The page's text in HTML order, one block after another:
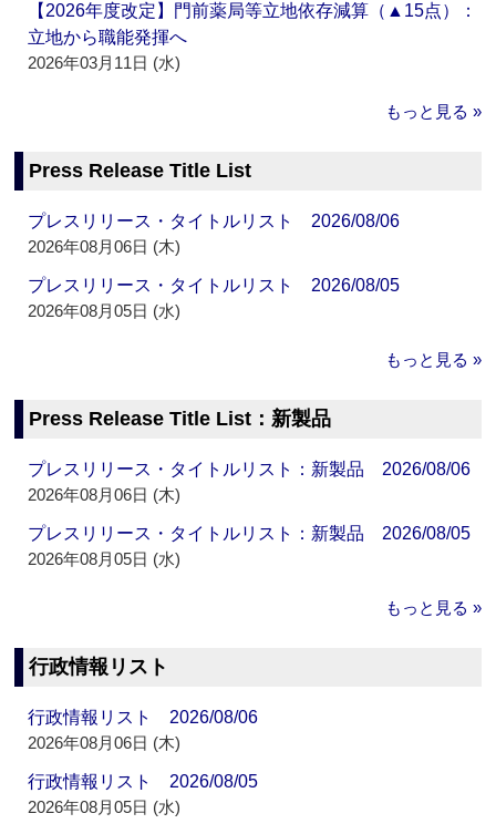
【2026年度改定】門前薬局等立地依存減算（▲15点）：
立地から職能発揮へ
2026年03月11日 (水)
もっと見る »
Press Release Title List
プレスリリース・タイトルリスト 2026/08/06
2026年08月06日 (木)
プレスリリース・タイトルリスト 2026/08/05
2026年08月05日 (水)
もっと見る »
Press Release Title List：新製品
プレスリリース・タイトルリスト：新製品 2026/08/06
2026年08月06日 (木)
プレスリリース・タイトルリスト：新製品 2026/08/05
2026年08月05日 (水)
もっと見る »
行政情報リスト
行政情報リスト 2026/08/06
2026年08月06日 (木)
行政情報リスト 2026/08/05
2026年08月05日 (水)